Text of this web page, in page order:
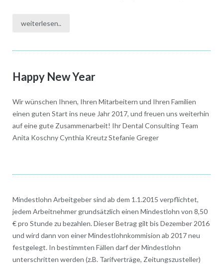
weiterlesen..
Happy New Year
Wir wünschen Ihnen, Ihren Mitarbeitern und Ihren Familien
einen guten Start ins neue Jahr 2017, und freuen uns weiterhin
auf eine gute Zusammenarbeit! Ihr Dental Consulting Team
Anita Koschny Cynthia Kreutz Stefanie Greger
Mindestlohn Arbeitgeber sind ab dem 1.1.2015 verpflichtet,
jedem Arbeitnehmer grundsätzlich einen Mindestlohn von 8,50
€ pro Stunde zu bezahlen. Dieser Betrag gilt bis Dezember 2016
und wird dann von einer Mindestlohnkommision ab 2017 neu
festgelegt. In bestimmten Fällen darf der Mindestlohn
unterschritten werden (z.B. Tarifverträge, Zeitungszusteller)